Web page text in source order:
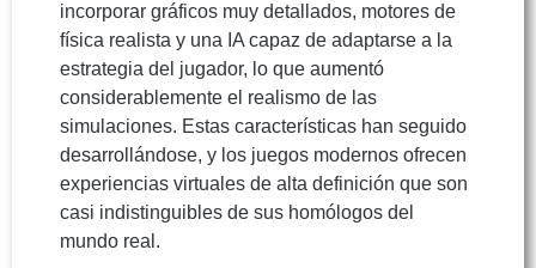
incorporar gráficos muy detallados, motores de
física realista y una IA capaz de adaptarse a la
estrategia del jugador, lo que aumentó
considerablemente el realismo de las
simulaciones. Estas características han seguido
desarrollándose, y los juegos modernos ofrecen
experiencias virtuales de alta definición que son
casi indistinguibles de sus homólogos del
mundo real.